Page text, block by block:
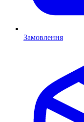
Замовлення